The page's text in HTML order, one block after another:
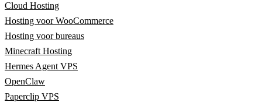
Cloud Hosting
Hosting voor WooCommerce
Hosting voor bureaus
Minecraft Hosting
Hermes Agent VPS
OpenClaw
Paperclip VPS